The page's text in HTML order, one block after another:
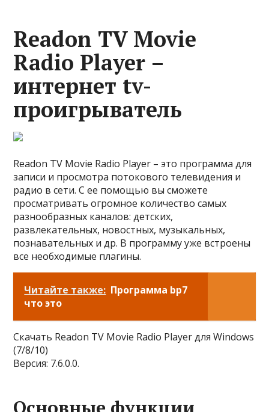
Readon TV Movie
Radio Player –
интернет tv-
проигрыватель
Readon TV Movie Radio Player – это программа для
записи и просмотра потокового телевидения и
радио в сети. С ее помощью вы сможете
просматривать огромное количество самых
разнообразных каналов: детских,
развлекательных, новостных, музыкальных,
познавательных и др. В программу уже встроены
все необходимые плагины.
Читайте также: Программа bp7
что это
Скачать Readon TV Movie Radio Player для Windows
(7/8/10)
Версия: 7.6.0.0.
Основные функции